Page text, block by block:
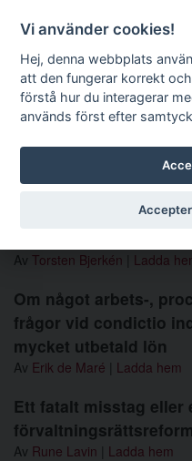
Nummer
Av Torsten Bjerkén Ladda
Om något arbets-,
frågor vid condictio
mycket utbetald lön
Av Erik de Maré Ladda hem
Ett fatalt misstag eller
Av Rune Lavin Ladda hem
Vi använder cookies!
Hej, denna webbplats
att den fungerar korrekt
förstå hur du interagerar
används först efter